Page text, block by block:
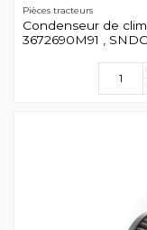
Pièces tracteurs
Condenseur de
3672690M91 ,